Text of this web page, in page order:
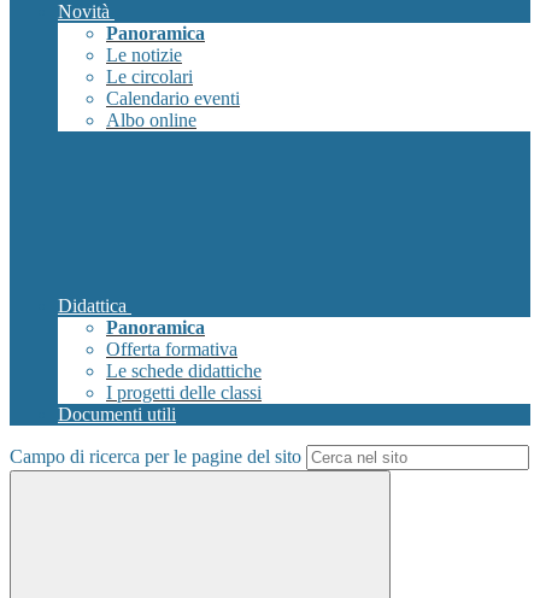
Novità
Panoramica
Le notizie
Le circolari
Calendario eventi
Albo online
Didattica
Panoramica
Offerta formativa
Le schede didattiche
I progetti delle classi
Documenti utili
Campo di ricerca per le pagine del sito